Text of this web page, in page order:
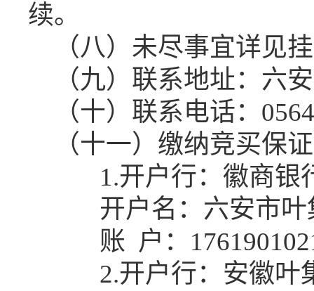
续。
（八）未尽事宜详见
（九）联系地址：六
（十）联系电话：
（十一）缴纳竞买保
1.开户行：徽商银
开户名：六安市
账 户：
2.开户行：安徽叶